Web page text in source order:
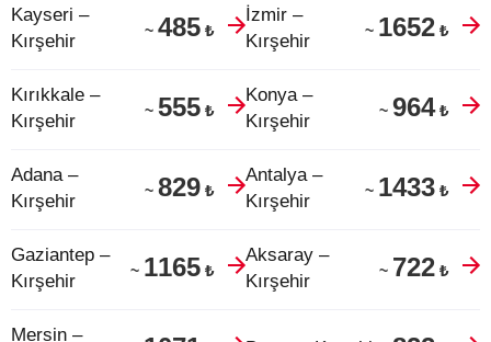
Kayseri –
Kırşehir
~ 485 ₺
İzmir –
Kırşehir
~ 1652 ₺
Kırıkkale –
Kırşehir
~ 555 ₺
Konya –
Kırşehir
~ 964 ₺
Adana –
Kırşehir
~ 829 ₺
Antalya –
Kırşehir
~ 1433 ₺
Gaziantep –
Kırşehir
~ 1165 ₺
Aksaray –
Kırşehir
~ 722 ₺
Mersin –